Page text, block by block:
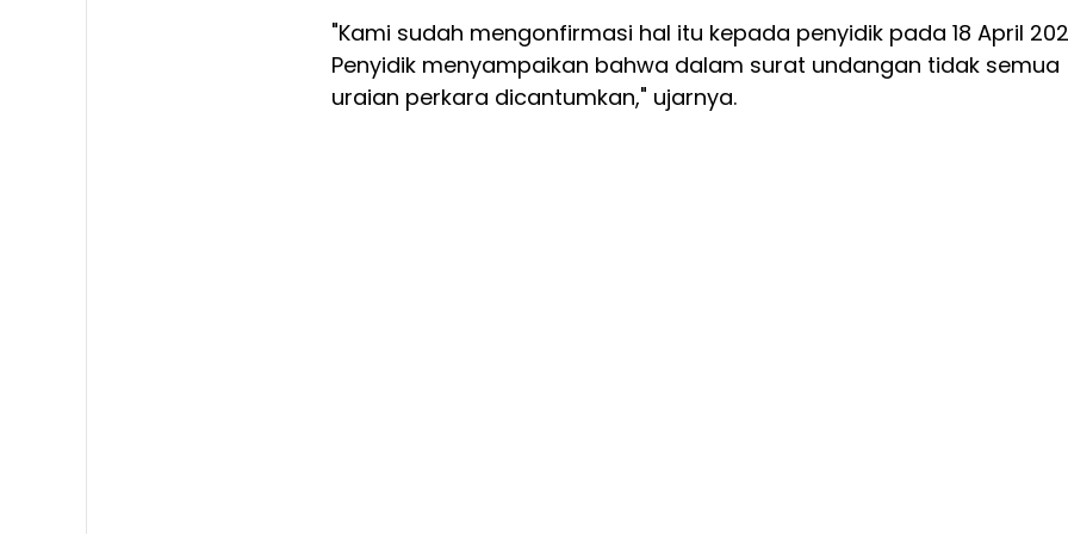
"Kami sudah mengonfirmasi hal itu kepada penyidik pada 18 April
Penyidik menyampaikan bahwa dalam surat undangan tidak semua
uraian perkara dicantumkan," ujarnya.